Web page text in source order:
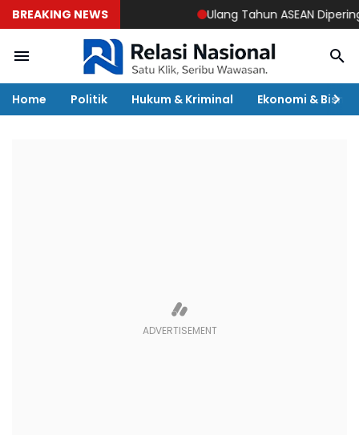
BREAKING NEWS Ulang Tahun ASEAN
Home Politik Hukum & Kriminal Ekonomi & Bisnis